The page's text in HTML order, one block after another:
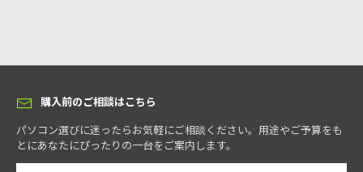
購入前のご相談はこちら
パソコン選びに迷ったらお気軽にご相談ください。用途やご予算をも
とにあなたにぴったりの一台をご案内します。